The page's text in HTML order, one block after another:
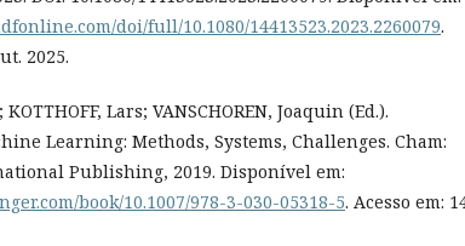
doi/full/10.1080/14413523.2023.2260079.
2025.
Lars; VANSCHOREN, Joaquin (Ed.).
Learning: Methods, Systems, Challenges. Cham:
Publishing, 2019. Disponível em:
book/10.1007/978-3-030-05318-5. Acesso em: